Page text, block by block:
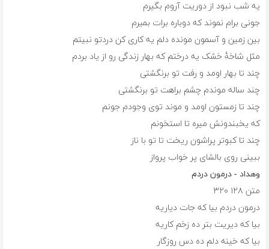
یه شب نبود از دوریت آروم بگیرم
جونی برام نموند که دوباره برات بمیرم
بین زمین و آسمون مونده دلم یه کاری کن دردتو نبیتم
مثل شاخۀ خشک یه درختم که بهار زندگی رو از یاد بردم
چند تا بهار اومد و رفت تو برنگشتی
چند ساله موندم چشم براهت تو برنگشتی
چند تا زمستون اومد و موند توی وجودم جونم
که یخبندونش میره تا استخونم
چند تا کبوتر پراشون ریخت تا تو با ناز
ببینی روی بالشای پر خواب پرواز
وهداد - درمون دردم
متن ۱۲۸ ۳۲۰
درمون دردم بیا که جات دیاریه
بیا که دیریت بتر ده زخم کاریه
بیا که خینه دلم ده دس روزگار